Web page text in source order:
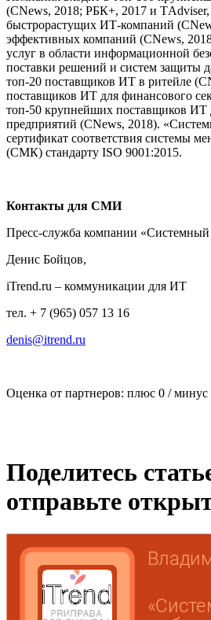
(CNews, 2018; РБК+, 2017 и
быстрорастущих ИТ-компаний
эффективных компаний (CNews,
услуг в области информационной
поставки решений и систем защиты
топ-20 поставщиков ИТ в ритейле
поставщиков ИТ для финансового
топ-50 крупнейших поставщиков
предприятий (CNews, 2018).
сертификат соответствия системы
(СМК) стандарту ISO 9001:2015.
Контакты для СМИ
Пресс-служба компании «Системный
Денис Бойцов,
iTrend.ru – коммуникации для ИТ
тел. + 7 (965) 057 13 16
denis@itrend.ru
Оценка от партнеров: плюс 0 / минус
Поделитесь
отправьте